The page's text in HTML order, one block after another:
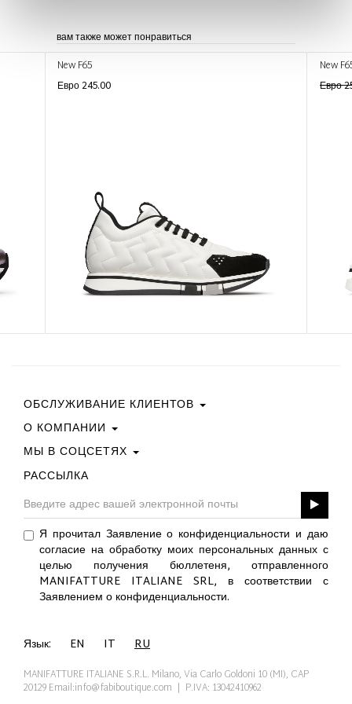
вам также может понравиться
New F65
Евро 245.00
New
Евро
ОБСЛУЖИВАНИЕ КЛИЕНТОВ
Свяжитесь С Нами
Условия Покупки
Руководство По Выбору Размера
О КОМПАНИИ
Политика Конфиденциальности
Политика В Отношении Файлов Cookie
GPSR
МЫ В СОЦСЕТЯХ
Facebook
Instagram
Pinterest
Twitter
YouTube
LinkedIn
РАССЫЛКА
Я прочитал Заявление о конфиденциальности и даю
согласие на обработку моих персональных данных с
целью получения бюллетеня, отправленного
MANIFATTURE ITALIANE SRL, в соответствии с
Заявлением о конфиденциальности.
Язык: EN IT RU
MANIFATTURE ITALIANE S.R.L. Milano, Via Carlo Goldoni 10 (MI), CAP
20129Email:info@fabiboutique.com | P.IVA: 13042410962